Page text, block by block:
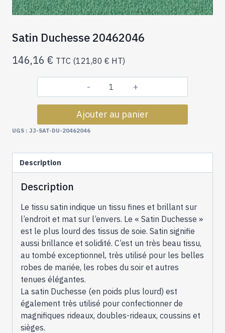
Satin Duchesse 20462046
146,16 € TTC (121,80 € HT)
quantité
de
Satin
Ajouter au panier
UGS : JJ-SAT-DU-20462046
Description
Description
Le tissu satin indique un tissu fines et brillant sur
l’endroit et mat sur l’envers. Le « Satin Duchesse »
est le plus lourd des tissus de soie. Satin signifie
aussi brillance et solidité. C’est un très beau tissu,
au tombé exceptionnel, très utilisé pour les belles
robes de mariée, les robes du soir et autres
tenues élégantes.
La satin Duchesse (en poids plus lourd) est
également très utilisé pour confectionner de
magnifiques rideaux, doubles-rideaux, coussins et
sièges.